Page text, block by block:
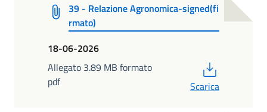
39 - Relazione Agronomica-signed(fi
rmato)
18-06-2026
Allegato 3.89 MB formato
pdf
Scarica